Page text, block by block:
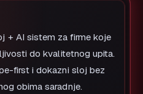
+ AI sistem za firme koje
do kvalitetnog upita.
first i dokazni sloj bez
obima saradnje.